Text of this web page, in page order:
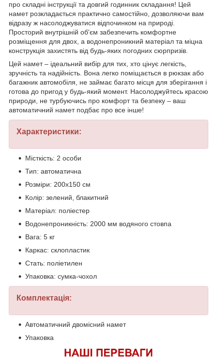
про складні інструкції та довгий годинник складання! Цей
намет розкладається практично самостійно, дозволяючи вам
відразу ж насолоджуватися відпочинком на природі.
Просторий внутрішній об'єм забезпечить комфортне
розміщення для двох, а водонепроникний матеріал та міцна
конструкція захистять від будь-яких погодних сюрпризів.
Цей намет – ідеальний вибір для тих, хто цінує легкість,
зручність та надійність. Вона легко поміщається в рюкзак або
багажник автомобіля, не займає багато місця для зберігання і
готова до пригод у будь-який момент. Насолоджуйтесь красою
природи, не турбуючись про комфорт та безпеку – ваш
автоматичний намет подбає про все інше!
Характеристики:
Місткість: 2 особи
Тип: автоматична
Розміри: 200х150 см
Колір: зелений, блакитний
Матеріал: поліестер
Водонепроникність: 2000 мм водяного стовпа
Вага: 5 кг
Каркас: склопластик
Стать: поліетилен
Упаковка: сумка-чохол
Комплектація:
Автоматичний двомісний намет
Упаковка